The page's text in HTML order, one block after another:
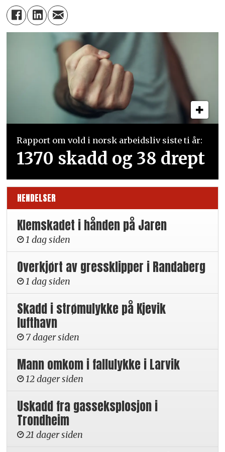
Rapport om vold i norsk arbeidsliv siste ti år:
1370 skadd og 38 drept
HENDELSER
Klemskadet i hånden på Jaren
1 dag siden
Overkjørt av gressklipper i Randaberg
1 dag siden
Skadd i strømulykke på Kjevik
lufthavn
7 dager siden
Mann omkom i fallulykke i Larvik
12 dager siden
Uskadd fra gasseksplosjon i
Trondheim
21 dager siden